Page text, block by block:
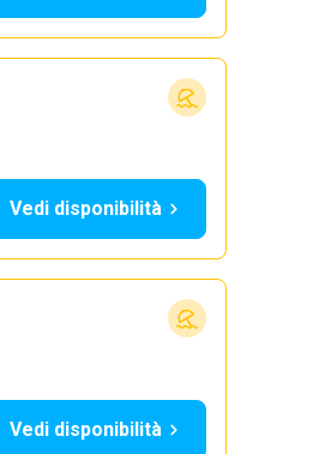
Vedi disponibilità
Vedi disponibilità